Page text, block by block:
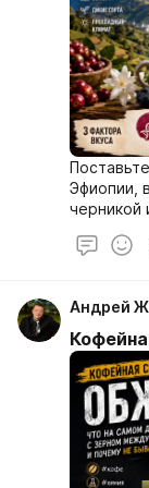
Эфиопии,
черникой
чем к
другой —
примерно
тогда
Андрей